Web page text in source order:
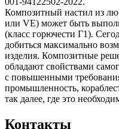
Композитный настил из
или VE) может быть
(класс горючести Г1).
добиться максимально
изделия. Композитные
обладают свойствами
с повышенными
промышленность,
так далее, где это
Контакты